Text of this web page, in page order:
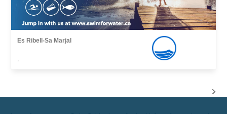
Es Ribell-Sa Marjal
,